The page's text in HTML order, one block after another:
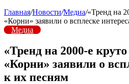
Главная/Новости/Медиа/«Тренд на
«Корни» заявили о всплеске
Медиа
«Тренд на 2000-е
«Корни» заявили о
к их песням